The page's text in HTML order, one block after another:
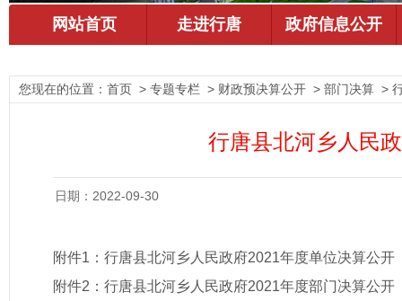
您现在的位置： 首页 > 专题专栏 > 财政预决算公开 > 部门决算 >
行唐县北河乡人民
日期：2022-09-30
附件1： 行唐县北河乡人民政府2021年度单位决算公开
附件2： 行唐县北河乡人民政府2021年度部门决算公开